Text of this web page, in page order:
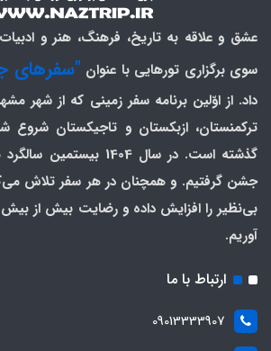
عشق و علاقه به تاریخ، فرهنگ، هنر و ادبیات
سوی برگزاری تورهایی با عنوان "سفرهای
داد. از اوّلین برنامه سفر زمینی که از شهر
ترکمنستان، ازبکستان و تاجیکستان
گذشته است. در سال 1404
جشن گرفتیم. و همچنان در هر سفر تلاش
بی‌نظیر را افزایش داده و رضایت بیش از بیش
آوریم.
ارتباط با ما
09013333907